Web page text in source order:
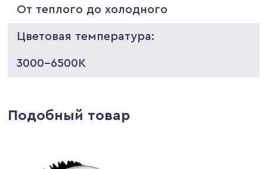
От теплого до холодного
Цветовая температура:
3000-6500K
Подобный товар